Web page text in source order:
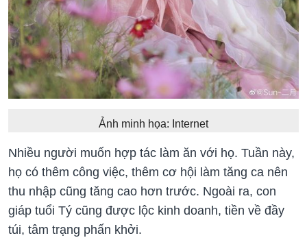
Ảnh minh họa: Internet
Nhiều người muốn hợp tác làm ăn với họ. Tuần này,
họ có thêm công việc, thêm cơ hội làm tăng ca nên
thu nhập cũng tăng cao hơn trước. Ngoài ra, con
giáp tuổi Tý cũng được lộc kinh doanh, tiền về đầy
túi, tâm trạng phấn khởi.